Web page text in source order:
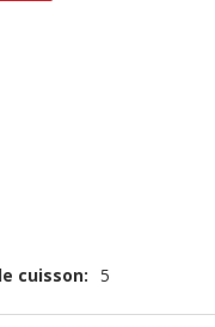
cuisson: 5